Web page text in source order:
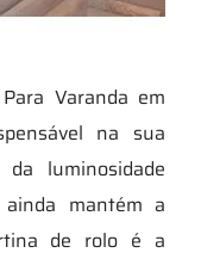
Varanda em
na sua
luminosidade
mantém a
de rolo é a